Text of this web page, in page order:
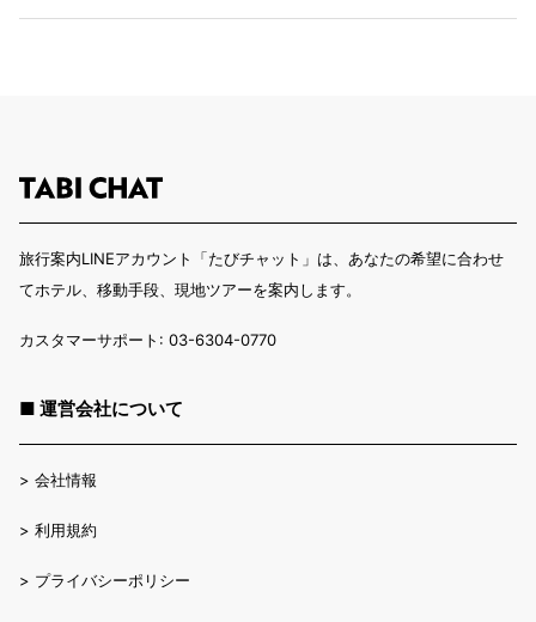
旅行案内LINEアカウント「たびチャット」は、あなたの希望に合わせ
てホテル、移動手段、現地ツアーを案内します。
カスタマーサポート: 03-6304-0770
■ 運営会社について
> 会社情報
> 利用規約
> プライバシーポリシー